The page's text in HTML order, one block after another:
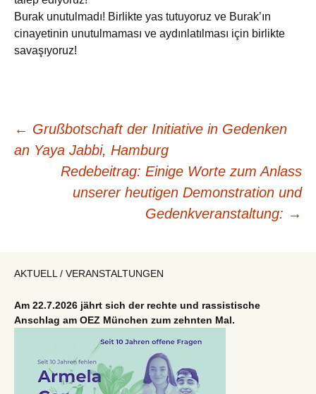
Burak unutulmadı! Birlikte yas tutuyoruz ve Burak’ın
cinayetinin unutulmaması ve aydınlatılması için birlikte
savaşıyoruz!
Beitragsnavigation
← Grußbotschaft der Initiative in Gedenken
an Yaya Jabbi, Hamburg
Redebeitrag: Einige Worte zum Anlass
unserer heutigen Demonstration und
Gedenkveranstaltung: →
AKTUELL / VERANSTALTUNGEN
Am 22.7.2026 jährt sich der rechte und rassistische
Anschlag am OEZ München zum zehnten Mal.